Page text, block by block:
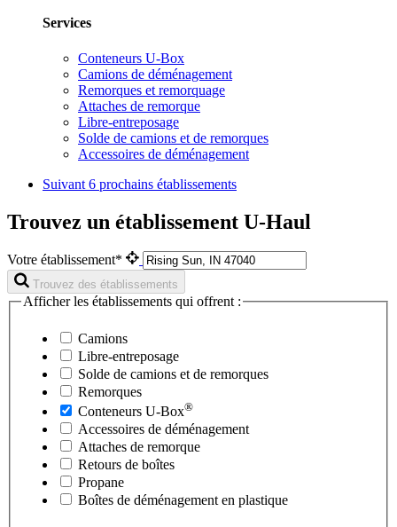
Services
Conteneurs U-Box
Camions de déménagement
Remorques et remorquage
Attaches de remorque
Libre-entreposage
Solde de camions et de remorques
Accessoires de déménagement
Suivant 6 prochains établissements
Trouvez un établissement U-Haul
Votre établissement*
Trouvez des établissements
Afficher les établissements qui offrent :
Camions
Libre-entreposage
Solde de camions et de remorques
Remorques
Conteneurs U-Box®
Accessoires de déménagement
Attaches de remorque
Retours de boîtes
Propane
Boîtes de déménagement en plastique